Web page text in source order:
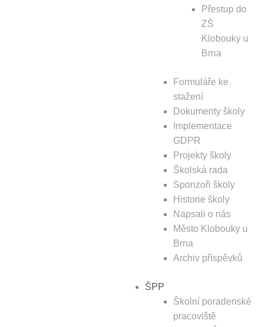
Přestup do
ZŠ
Klobouky u
Brna
Formuláře ke
stažení
Dokumenty školy
Implementace
GDPR
Projekty školy
Školská rada
Sponzoři školy
Historie školy
Napsali o nás
Město Klobouky u
Brna
Archiv příspěvků
ŠPP
Školní poradenské
pracoviště